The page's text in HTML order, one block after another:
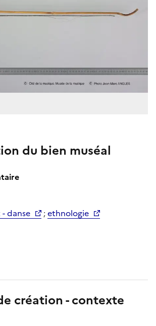
du bien muséal
danse
;ethnologie
création - contexte